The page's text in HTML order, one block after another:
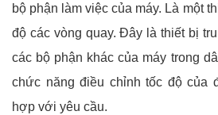
bộ phận làm việc của máy. Là một
độ các vòng quay. Đây là thiết bị
các bộ phận khác của máy trong
chức năng điều chỉnh tốc độ của
hợp với yêu cầu.